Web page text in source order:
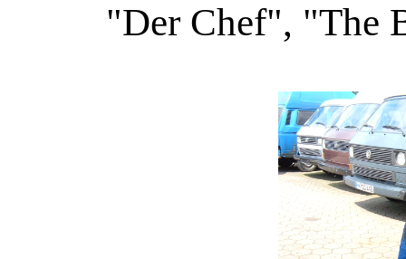
"Der Chef", "The